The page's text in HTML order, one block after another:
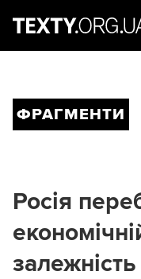
ФРАГМЕНТИ
Росія